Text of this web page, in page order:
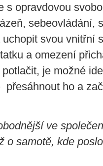
s opravdovou
sebeovládání,
svou vnitřní
a omezení
je možné
ho a
ve
o samotě, kde